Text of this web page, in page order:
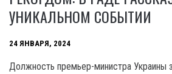
УНИКАЛЬНОМ СОБЫТИИ
24 ЯНВАРЯ, 2024
Должность премьер-министра Украины